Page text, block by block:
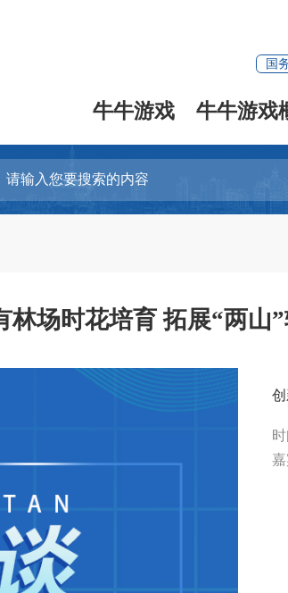
国
牛牛游戏 牛牛游戏
林场时花培育 拓展“两山